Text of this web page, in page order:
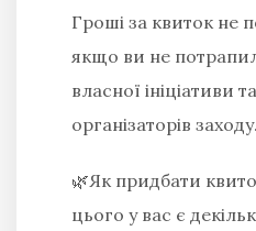
Гроші за квиток не
якщо ви не
власної ініціативи
організаторів заходу.
🌿Як придбати
цього у вас є